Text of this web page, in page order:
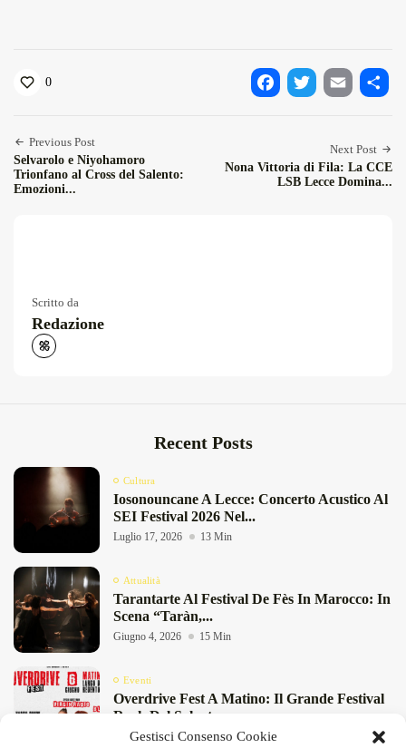
Gestisci Consenso Cookie
0
Previous Post
Selvarolo e Niyohamoro
Trionfano al Cross del Salento:
Emozioni...
Next Post
Nona Vittoria di Fila: La CCE
LSB Lecce Domina...
Scritto da
Redazione
Recent Posts
Cultura
Iosonouncane A Lecce: Concerto Acustico Al
SEI Festival 2026 Nel...
Luglio 17, 2026 13 Min
Attualità
Tarantarte Al Festival De Fès In Marocco: In
Scena “Taràn,...
Giugno 4, 2026 15 Min
Eventi
Overdrive Fest A Matino: Il Grande Festival
Rock Del Salento...
Maggio 29, 2026 4 Min